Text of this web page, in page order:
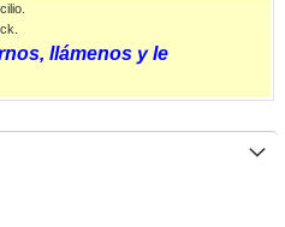
llámenos y le